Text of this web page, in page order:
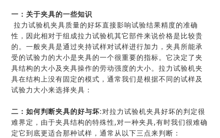
一：关于夹具的一些知识
拉力试验机夹具质量的好坏直接影响试验结果精度的准确
性，因此相对于组成拉力试验机其它部件来说价格是比较贵
的。一般夹具是通过夹持试样对试样进行加力，夹具所能承
受的试验力的大小是夹具的一个很重要的指标。它决定了夹
具结构的大小及夹具操作的劳动强度的大小。拉力试验机夹
具在结构上没有固定的模式，通常我们是根据不同的试样及
试验力大小来选择夹具：
二：如何判断夹具的好与坏:对拉力试验机夹具好坏的判定很
难界定，由于夹具结构的特殊性,对一种夹具,有时我们很难确
定它到底更适合那种试样，通常从以下三点来判断：